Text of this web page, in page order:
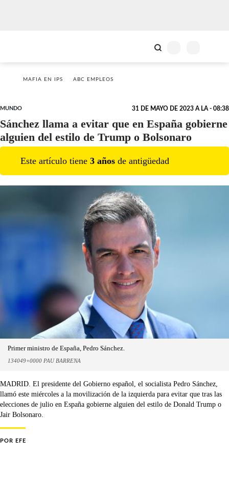
MAFIA EN IPS ABC EMPLEOS
MUNDO 31 DE MAYO DE 2023 A LA - 08:38
Sánchez llama a evitar que en España gobierne
alguien del estilo de Trump o Bolsonaro
Este artículo tiene 3 años de antigüedad
Primer ministro de España, Pedro Sánchez.
134049+0000 PAU BARRENA
MADRID. El presidente del Gobierno español, el socialista Pedro Sánchez,
llamó este miércoles a la movilización de la izquierda para evitar que tras las
elecciones de julio en España gobierne alguien del estilo de Donald Trump o
Jair Bolsonaro.
POR EFE